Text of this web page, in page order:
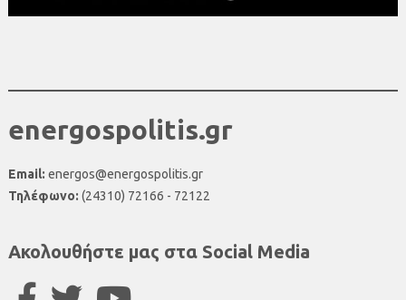
energospolitis.gr
Email: energos@energospolitis.gr
Τηλέφωνο: (24310) 72166 - 72122
Ακολουθήστε μας στα Social Media